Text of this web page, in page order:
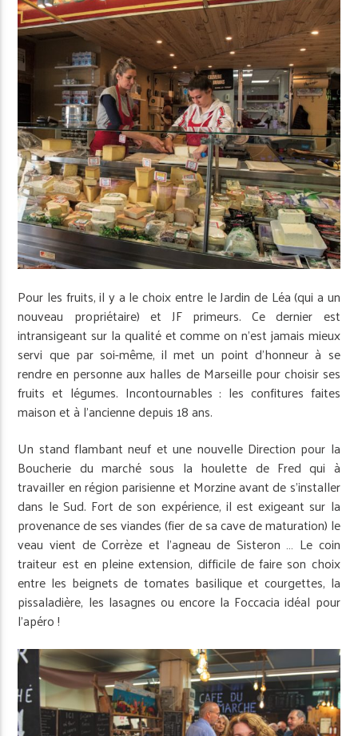
Pour les fruits, il y a le choix entre le Jardin de Léa (qui a un
nouveau propriétaire) et JF primeurs. Ce dernier est
intransigeant sur la qualité et comme on n’est jamais mieux
servi que par soi-même, il met un point d’honneur à se
rendre en personne aux halles de Marseille pour choisir ses
fruits et légumes. Incontournables : les confitures faites
maison et à l’ancienne depuis 18 ans.
Un stand flambant neuf et une nouvelle Direction pour la
Boucherie du marché sous la houlette de Fred qui à
travailler en région parisienne et Morzine avant de s’installer
dans le Sud. Fort de son expérience, il est exigeant sur la
provenance de ses viandes (fier de sa cave de maturation) le
veau vient de Corrèze et l’agneau de Sisteron … Le coin
traiteur est en pleine extension, difficile de faire son choix
entre les beignets de tomates basilique et courgettes, la
pissaladière, les lasagnes ou encore la Foccacia idéal pour
l’apéro !